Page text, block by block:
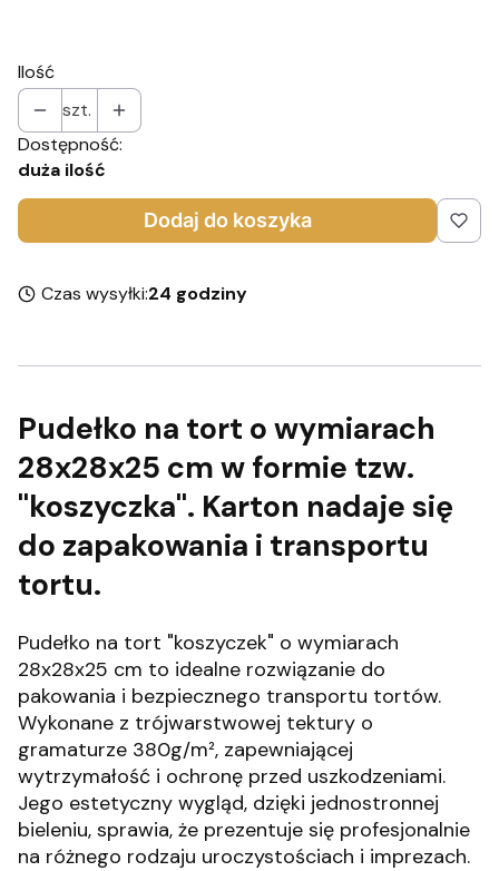
Ilość
szt.
Dostępność:
duża ilość
Dodaj do koszyka
Czas wysyłki:24 godziny
Pudełko na tort o wymiarach
28x28x25 cm w formie tzw.
"koszyczka". Karton nadaje się
do zapakowania i transportu
tortu.
Pudełko na tort "koszyczek" o wymiarach
28x28x25 cm to idealne rozwiązanie do
pakowania i bezpiecznego transportu tortów.
Wykonane z trójwarstwowej tektury o
gramaturze 380g/m², zapewniającej
wytrzymałość i ochronę przed uszkodzeniami.
Jego estetyczny wygląd, dzięki jednostronnej
bieleniu, sprawia, że prezentuje się profesjonalnie
na różnego rodzaju uroczystościach i imprezach.